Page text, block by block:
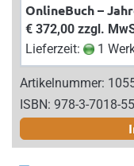
OnlineBuch –
€ 372,00 zzgl.
Lieferzeit:
1
Artikelnummer:
ISBN: 978-3-7018-